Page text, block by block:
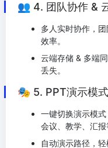
👥 4. 团队协作 &
多人实时协作，
效率。
云端存储 & 多端
丢失。
🎭 5. PPT演示模式
一键切换演示模
会议、教学、汇报
自动演示路径，